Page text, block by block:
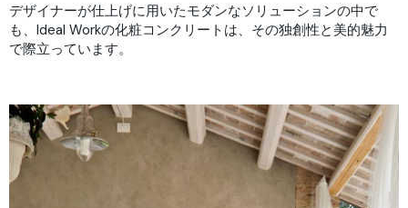
デザイナーが仕上げに用いたモダンなソリューションの中で
も、Ideal Workの化粧コンクリートは、その独創性と美的魅力
で際立っています。